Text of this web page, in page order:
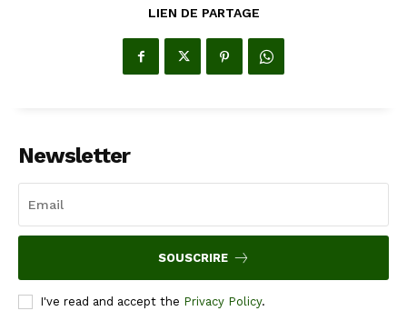
LIEN DE PARTAGE
Newsletter
SOUSCRIRE
I've read and accept the Privacy Policy.